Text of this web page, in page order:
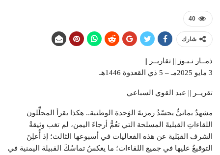
40
شارك
ذمــار نـيـوز || تقاريــر ||
3 مايو 2025مـ – 5 ذي القعدوة 1446هـ
تقريــر || عبد القوي السباعي
مشهدٌ يمانيٌّ يجسّدُ رمزيةَ الوَحدة الوطنية.. هكذا يقرأ المحلِّلون
اللقاءاتِ القبليةَ المسلحة التي تعُمُّ أرجاءَ اليمن، لم تغب وثيقةُ
الشرف القبَلية عن هذه الفعاليات في أسبوعها الثالث؛ إذ أُعلِنَ
التوقيعُ عليها في جميع اللقاءات؛ ما يعكسُ تماسُكَ القبيلة اليمنية في